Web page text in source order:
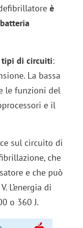
è
tipi di circuiti:
La bassa
le funzioni del
e il
sul circuito di
che
e che può
L’energia di
o 360 J.